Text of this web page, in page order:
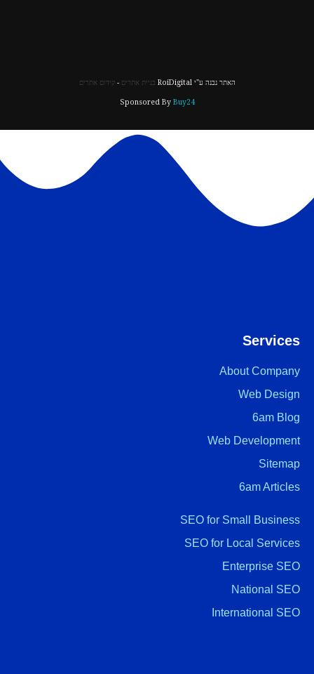
האתר נבנה ע"י RoiDigital בניית אתרים -קידום אתרים
Sponsored By Buy24
Services
About Company
Web Design
6am Blog
Web Development
Sitemap
6am Articles
SEO for Small Business
SEO for Local Services
Enterprise SEO
National SEO
International SEO